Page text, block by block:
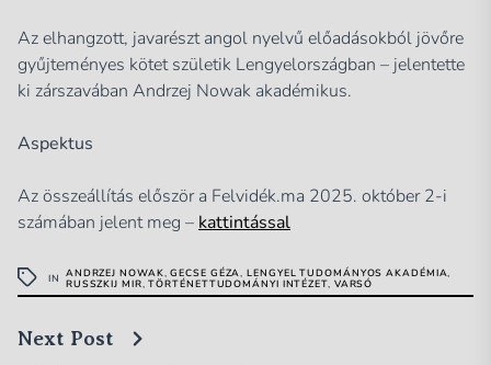
Az elhangzott, javarészt angol nyelvű előadásokból jövőre
gyűjteményes kötet születik Lengyelországban – jelentette
ki zárszavában Andrzej Nowak akadémikus.
Aspektus
Az összeállítás először a Felvidék.ma 2025. október 2-i
számában jelent meg – kattintással
IN ANDRZEJ NOWAK,GECSE GÉZA,LENGYEL TUDOMÁNYOS AKADÉMIA,
RUSSZKIJ MIR,TÖRTÉNETTUDOMÁNYI INTÉZET, VARSÓ
Next Post